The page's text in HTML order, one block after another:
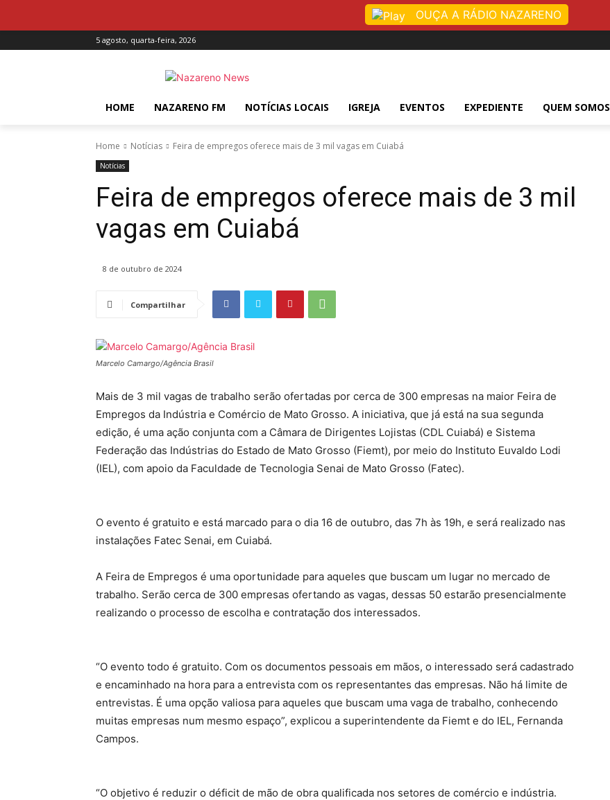
5 agosto, quarta-feira, 2026
HOME NAZARENO FM NOTÍCIAS LOCAIS IGREJA EVENTOS EXPEDIENTE QUEM SOMOS
Home Notícias Feira de empregos oferece mais de 3 mil vagas em Cuiabá
Notícias
Feira de empregos oferece mais de 3 mil
vagas em Cuiabá
8 de outubro de 2024
Compartilhar
Marcelo Camargo/Agência Brasil
Mais de 3 mil vagas de trabalho serão ofertadas por cerca de 300 empresas na maior Feira de
Empregos da Indústria e Comércio de Mato Grosso. A iniciativa, que já está na sua segunda
edição, é uma ação conjunta com a Câmara de Dirigentes Lojistas (CDL Cuiabá) e Sistema
Federação das Indústrias do Estado de Mato Grosso (Fiemt), por meio do Instituto Euvaldo Lodi
(IEL), com apoio da Faculdade de Tecnologia Senai de Mato Grosso (Fatec).
O evento é gratuito e está marcado para o dia 16 de outubro, das 7h às 19h, e será realizado nas
instalações Fatec Senai, em Cuiabá.
A Feira de Empregos é uma oportunidade para aqueles que buscam um lugar no mercado de
trabalho. Serão cerca de 300 empresas ofertando as vagas, dessas 50 estarão presencialmente
realizando o processo de escolha e contratação dos interessados.
“O evento todo é gratuito. Com os documentos pessoais em mãos, o interessado será cadastrado
e encaminhado na hora para a entrevista com os representantes das empresas. Não há limite de
entrevistas. É uma opção valiosa para aqueles que buscam uma vaga de trabalho, conhecendo
muitas empresas num mesmo espaço”, explicou a superintendente da Fiemt e do IEL, Fernanda
Campos.
“O objetivo é reduzir o déficit de mão de obra qualificada nos setores de comércio e indústria.
OUÇA A RÁDIO NAZARENO